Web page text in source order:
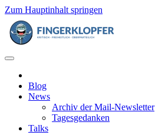
Zum Hauptinhalt springen
Blog
News
Archiv der Mail-Newsletter
Tagesgedanken
Talks